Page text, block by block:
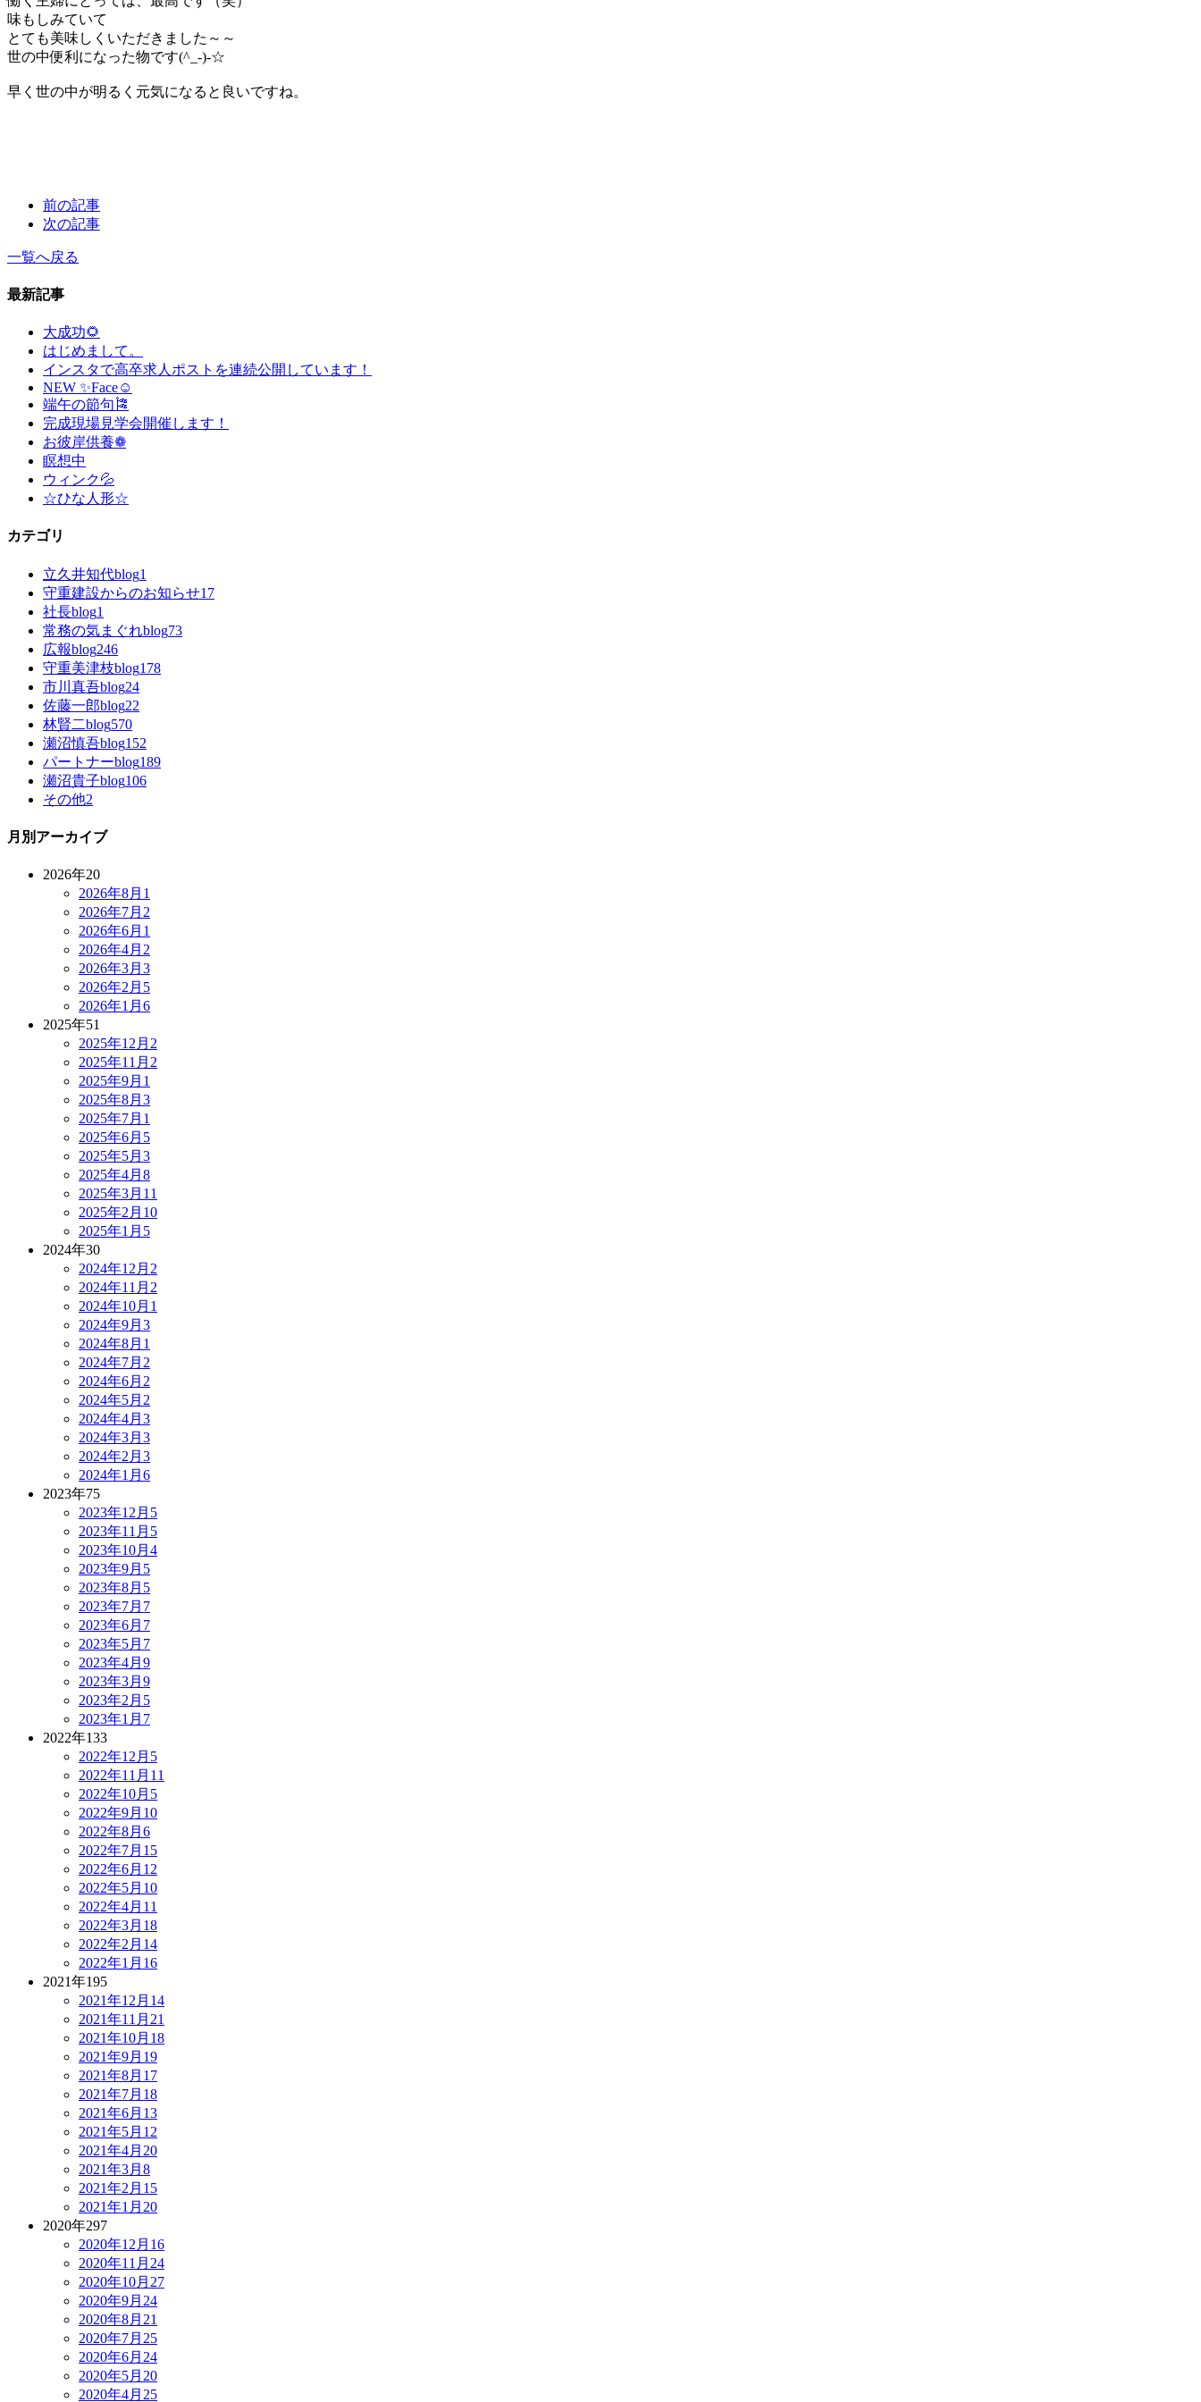
味もしみていて
とても美味しくいただきました～～
世の中便利になった物です(^_-)-☆
早く世の中が明るく元気になると良いですね。
前の記事
次の記事
一覧へ戻る
最新記事
大成功🌻
はじめまして。
インスタで高卒求人ポストを連続公開しています！
NEW ✨Face☺
端午の節句🎏
完成現場見学会開催します！
お彼岸供養❁
瞑想中
ウィンク💦
☆ひな人形☆
カテゴリ
立久井知代blog1
守重建設からのお知らせ17
社長blog1
常務の気まぐれblog73
広報blog246
守重美津枝blog178
市川真吾blog24
佐藤一郎blog22
林賢二blog570
瀬沼慎吾blog152
パートナーblog189
瀬沼貴子blog106
その他2
月別アーカイブ
2026年20
2026年8月 1
2026年7月 2
2026年6月 1
2026年4月 2
2026年3月 3
2026年2月 5
2026年1月 6
2025年51
2025年12月 2
2025年11月 2
2025年9月 1
2025年8月 3
2025年7月 1
2025年6月 5
2025年5月 3
2025年4月 8
2025年3月 11
2025年2月 10
2025年1月 5
2024年30
2024年12月 2
2024年11月 2
2024年10月 1
2024年9月 3
2024年8月 1
2024年7月 2
2024年6月 2
2024年5月 2
2024年4月 3
2024年3月 3
2024年2月 3
2024年1月 6
2023年75
2023年12月 5
2023年11月 5
2023年10月 4
2023年9月 5
2023年8月 5
2023年7月 7
2023年6月 7
2023年5月 7
2023年4月 9
2023年3月 9
2023年2月 5
2023年1月 7
2022年133
2022年12月 5
2022年11月 11
2022年10月 5
2022年9月 10
2022年8月 6
2022年7月 15
2022年6月 12
2022年5月 10
2022年4月 11
2022年3月 18
2022年2月 14
2022年1月 16
2021年195
2021年12月 14
2021年11月 21
2021年10月 18
2021年9月 19
2021年8月 17
2021年7月 18
2021年6月 13
2021年5月 12
2021年4月 20
2021年3月 8
2021年2月 15
2021年1月 20
2020年297
2020年12月 16
2020年11月 24
2020年10月 27
2020年9月 24
2020年8月 21
2020年7月 25
2020年6月 24
2020年5月 20
2020年4月 25